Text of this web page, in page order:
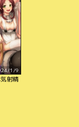
1/9
射精